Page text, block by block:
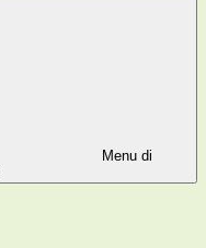
Menu di